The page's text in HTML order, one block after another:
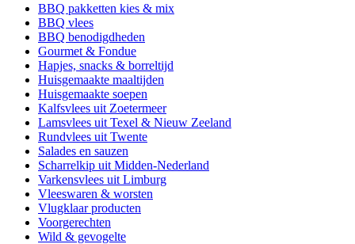
Deze
kan
gekozen
worden
op
de
productpagina
BBQ pakketten kies & mix
BBQ vlees
BBQ benodigdheden
Gourmet & Fondue
Hapjes, snacks & borreltijd
Huisgemaakte maaltijden
Huisgemaakte soepen
Kalfsvlees uit Zoetermeer
Lamsvlees uit Texel & Nieuw Zeeland
Rundvlees uit Twente
Salades en sauzen
Scharrelkip uit Midden-Nederland
Varkensvlees uit Limburg
Vleeswaren & worsten
Vlugklaar producten
Voorgerechten
Wild & gevogelte